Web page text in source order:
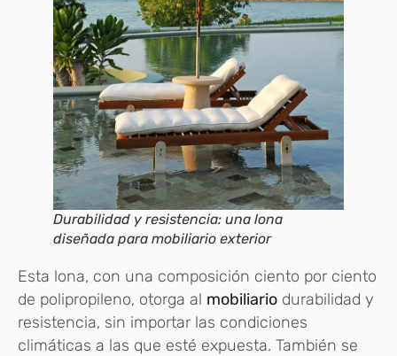
Durabilidad y resistencia: una lona
diseñada para mobiliario exterior
Esta lona, con una composición ciento por ciento
de polipropileno, otorga al mobiliario durabilidad y
resistencia, sin importar las condiciones
climáticas a las que esté expuesta. También se